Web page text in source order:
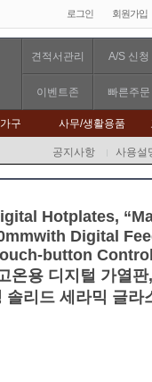
로그인 회원가입
견적서관리 A/S 신청
이벤트존 빠른주문
구 사무/생활용품
공지사항 사용설
Hotplates,
Digital
button
용 디지털 가열판
리드 세라믹 글라